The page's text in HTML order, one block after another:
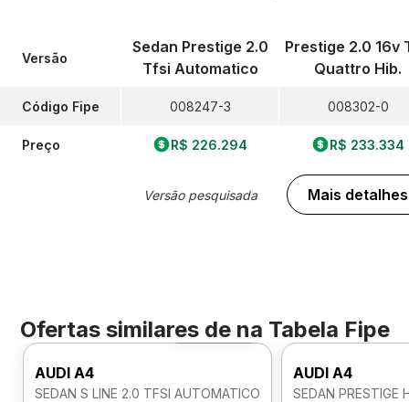
Versão
Código Fipe
Preço
Sedan Prestige 2.0
Tfsi Automatico
008247-3
R$ 226.294
Versão pesquisada
Prestige 2.0 16v
Quattro Hib.
008302-0
R$ 233.334
Mais detalhes
Ofertas similares de na Tabela Fipe
Foto 360º
AUDI A4
SEDAN S LINE 2.0 TFSI AUTOMATICO
AUDI A4